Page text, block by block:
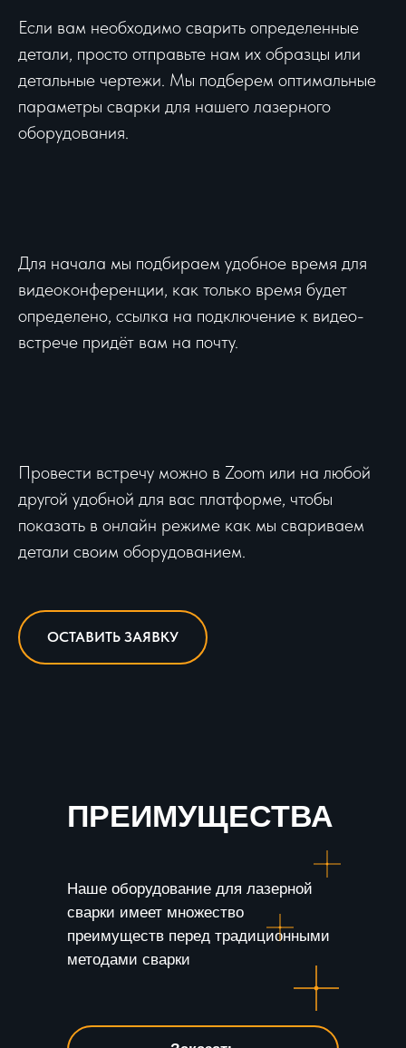
Если вам необходимо сварить определенные
детали, просто отправьте нам их образцы или
детальные чертежи. Мы подберем оптимальные
параметры сварки для нашего лазерного
оборудования.
Для начала мы подбираем удобное время для
видеоконференции, как только время будет
определено, ссылка на подключение к видео-
встрече придёт вам на почту.
Провести встречу можно в Zoom или на любой
другой удобной для вас платформе, чтобы
показать в онлайн режиме как мы свариваем
детали своим оборудованием.
ОСТАВИТЬ ЗАЯВКУ
ПРЕИМУЩЕСТВА
Наше оборудование для лазерной
сварки имеет множество
преимуществ перед традиционными
методами сварки